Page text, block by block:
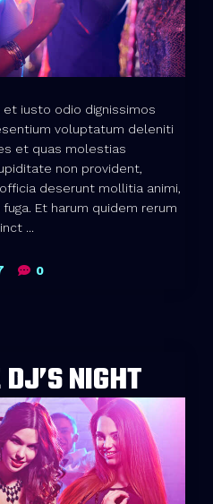
iusto odio dignissimos
voluptatum deleniti
et quas molestias
non provident,
deserunt mollitia animi,
Et harum quidem rerum
...
0
NIGHT